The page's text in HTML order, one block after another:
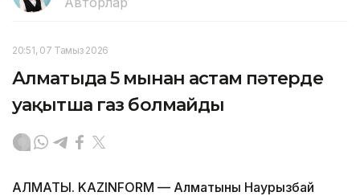
20:51, 07 Тамыз 2026
Алматыда 5 мыңнан астам пәтерде
уақытша газ болмайды
АЛМАТЫ. KAZINFORM — Алматының Наурызбай